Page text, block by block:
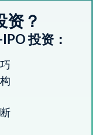
资？
投资：